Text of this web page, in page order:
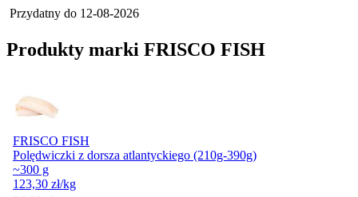
Przydatny do 12-08-2026
Produkty marki FRISCO FISH
FRISCO FISH
Polędwiczki z dorsza atlantyckiego (210g-390g)
~300 g
123,30 zł/kg